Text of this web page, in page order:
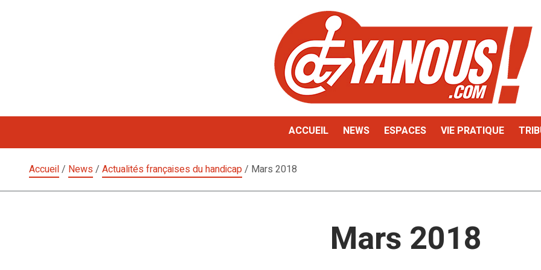
ACCUEIL NEWS ESPACES VIE PRATIQUE
Accueil/ News/ Actualités françaises du handicap/ Mars 2018
Mars 2018